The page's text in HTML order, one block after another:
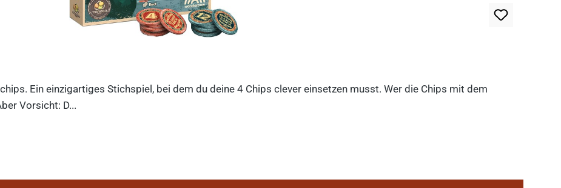
Ein einzigartiges Stichspiel, bei dem du deine 4 Chips clever einsetzen musst. Wer die Chips mit dem
Vorsicht: D...